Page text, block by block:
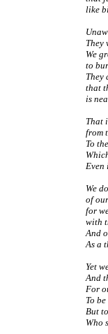
like
They
We
to
They
that
is
That
from
To
Even
We
of
for
with
And
As a
Yet
And
For
To
But
Who